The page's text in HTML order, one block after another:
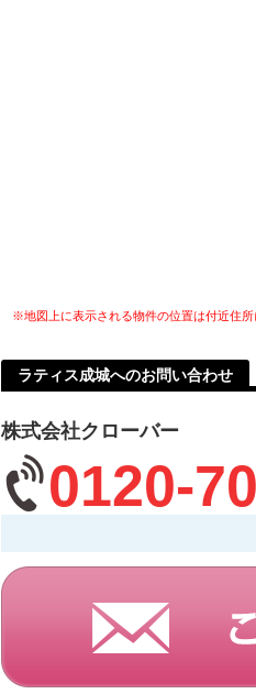
※地図上に表示される物件の位置は付近住
ラティス成城へのお問い合わせ
株式会社クローバー
0120-